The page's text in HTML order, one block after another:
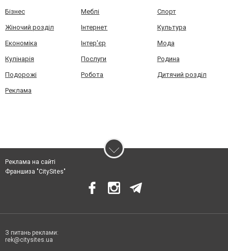
Бізнес Меблі Спорт
Жіночий розділ Інтернет Культура
Економіка Інтер'єр Мода
Кулінарія Послуги Родина
Подорожі Робота Дитячий розділ
Реклама
Реклама на сайті
Франшиза "CitySites"
З питань реклами:
rek@citysites.ua